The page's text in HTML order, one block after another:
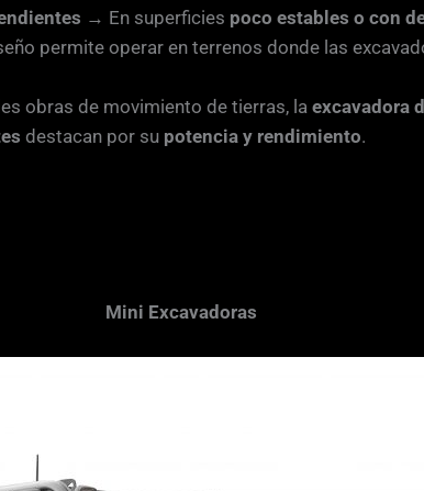
→ En superficies poco estables o con
permite operar en terrenos donde las
obras de movimiento de tierras, la excavadora
destacan por su potencia y rendimiento.
Mini Excavadoras